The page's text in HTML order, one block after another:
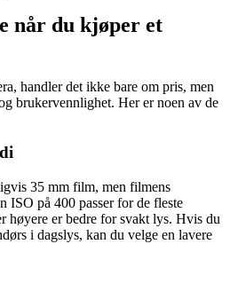
når du kjøper et
handler det ikke bare om pris, men
brukervennlighet. Her er noen av de
35 mm film, men filmens
ISO på 400 passer for de fleste
høyere er bedre for svakt lys. Hvis du
i dagslys, kan du velge en lavere